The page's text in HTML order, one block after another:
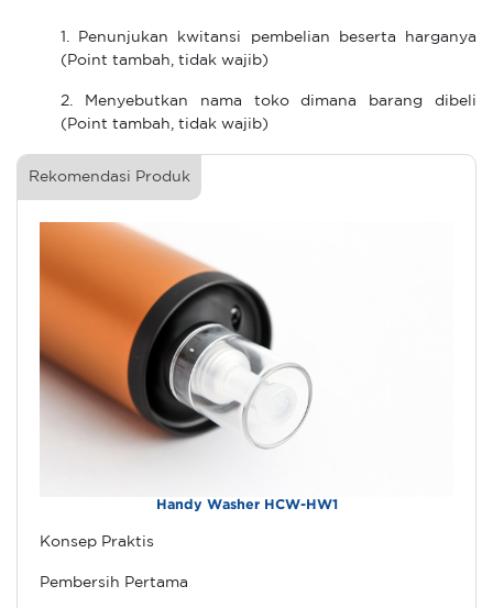
1. Penunjukan kwitansi pembelian beserta harganya
(Point tambah, tidak wajib)
2. Menyebutkan nama toko dimana barang dibeli
(Point tambah, tidak wajib)
Rekomendasi Produk
Handy Washer HCW-HW1
Konsep Praktis
Pembersih Pertama